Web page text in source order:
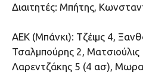
Διαιτητές: Μπήτης,
ΑΕΚ (Μπάνκι): Τζέιμς 4,
Τσαλμπούρης 2, Ματσιούλις
Λαρεντζάκης 5 (4 ασ),